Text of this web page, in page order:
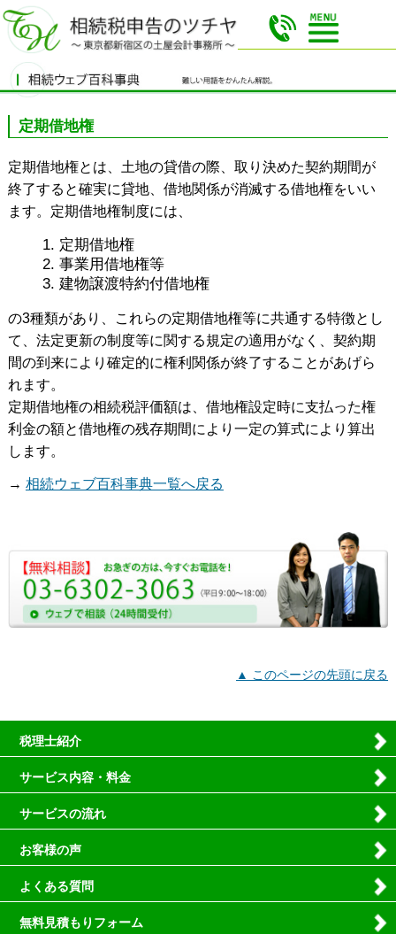
定期借地権
定期借地権とは、土地の貸借の際、取り決めた契約期間が
終了すると確実に貸地、借地関係が消滅する借地権をいい
ます。定期借地権制度には、
定期借地権
事業用借地権等
建物譲渡特約付借地権
の3種類があり、これらの定期借地権等に共通する特徴とし
て、法定更新の制度等に関する規定の適用がなく、契約期
間の到来により確定的に権利関係が終了することがあげら
れます。
定期借地権の相続税評価額は、借地権設定時に支払った権
利金の額と借地権の残存期間により一定の算式により算出
します。
→ 相続ウェブ百科事典一覧へ戻る
▲ このページの先頭に戻る
税理士紹介
サービス内容・料金
サービスの流れ
お客様の声
よくある質問
無料見積もりフォーム